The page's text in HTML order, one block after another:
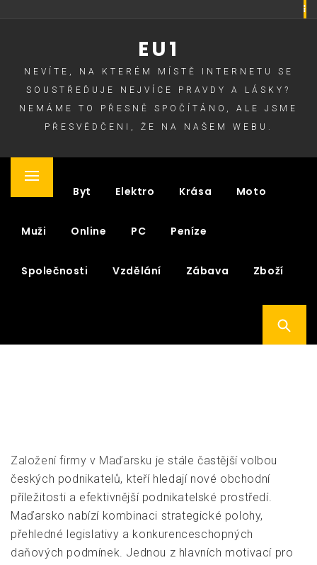
EU1
NEVÍTE, NA KTERÉM MÍSTĚ INTERNETU SE
SOUSTŘEĎUJE NEJVÍCE PRAVDY A LÁSKY?
NEMÁME TO PŘESNĚ SPOČÍTÁNO, ALE JSME
PŘESVĚDČENI, ŽE NA NAŠEM WEBU.
Primary
Byt Elektro Krása Moto
Muži Online PC Peníze
Společnosti Vzdělání Zábava Zboží
Založení firmy v Maďarsku je stále častější volbou
českých podnikatelů, kteří hledají nové obchodní
příležitosti a efektivnější podnikatelské prostředí.
Maďarsko nabízí kombinaci strategické polohy,
přehledné legislativy a konkurenceschopných
daňových podmínek. Jednou z hlavních motivací pro